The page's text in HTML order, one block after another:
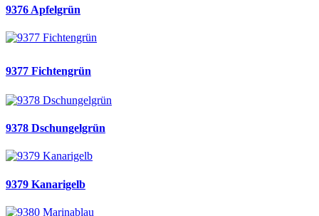
9376 Apfelgrün
9377 Fichtengrün
9378 Dschungelgrün
9379 Kanarigelb